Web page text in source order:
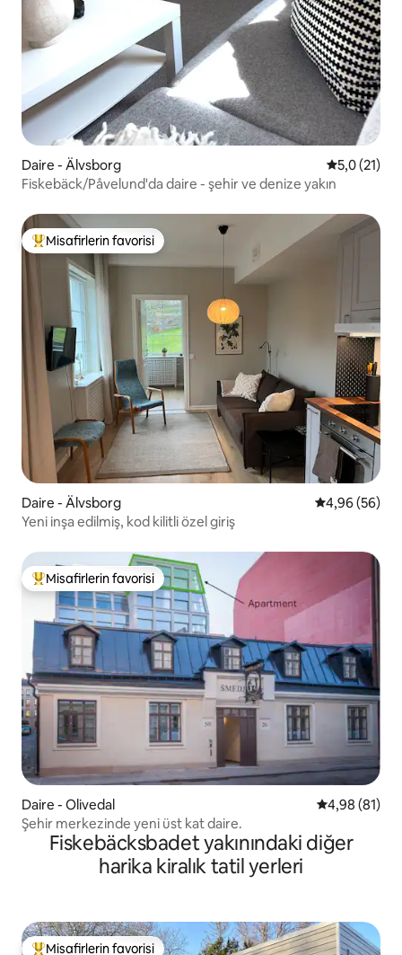
Daire - Älvsborg 55,0 (21)
Fiskebäck/Påvelund'da daire - şehir ve denize yakın
Misafirlerin favorilerinden en beğenilenler arasında
Misafirlerin favorisi
Daire - Älvsborg 5 üzerinden
4,96 (56)
Yeni inşa edilmiş, kod kilitli özel giriş
Misafirlerin favorilerinden en beğenilenler arasında
Misafirlerin favorisi
Daire - Olivedal 5 üzerinden
4,98 (81)
Şehir merkezinde yeni üst kat daire.
Fiskebäcksbadet yakınındaki diğer
harika kiralık tatil yerleri
Misafirlerin favorisi